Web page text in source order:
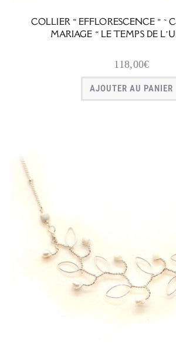
COLLIER « EFFLORESCENCE » ~
MARIAGE « LE TEMPS DE
118,00€
AJOUTER AU PANIER